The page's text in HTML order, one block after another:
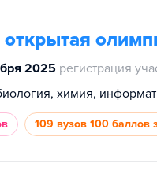
открытая
2025 регистрация
химия,
109 вузов 100 баллов